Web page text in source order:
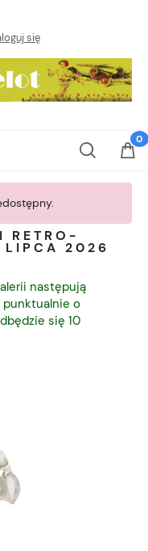
się
RETRO-
LIPCA 2026
następują
punktualnie o
się 10